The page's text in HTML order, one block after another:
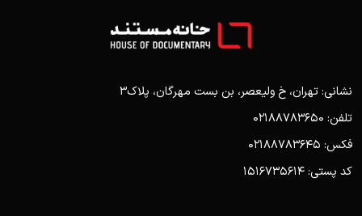
نشانی: تهران، خ ولیعصر، بن بست مهرگان، پلاک3
تلفن: 02188783650
فکس: 02188783645
کد پستی: 1516735614